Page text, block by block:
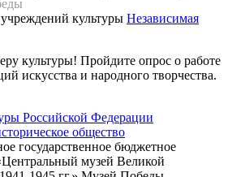
культуры Независимая
культуры! Пройдите опрос о работе
искусства и народного творчества.
государственное бюджетное
музей Великой